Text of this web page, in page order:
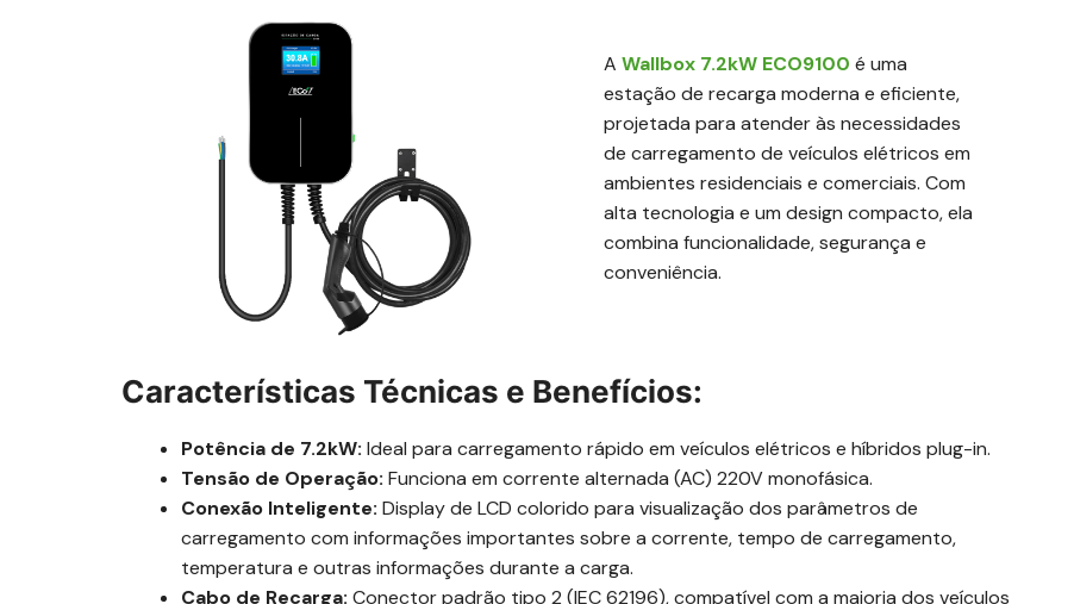
A Wallbox 7.2kW ECO9100 é uma
estação de recarga moderna e eficiente,
projetada para atender às necessidades
de carregamento de veículos elétricos em
ambientes residenciais e comerciais. Com
alta tecnologia e um design compacto, ela
combina funcionalidade, segurança e
conveniência.
Características Técnicas e Benefícios:
Potência de 7.2kW: Ideal para carregamento rápido em veículos elétricos e híbridos plug-in.
Tensão de Operação: Funciona em corrente alternada (AC) 220V monofásica.
Conexão Inteligente: Display de LCD colorido para visualização dos parâmetros de
carregamento com informações importantes sobre a corrente, tempo de carregamento,
temperatura e outras informações durante a carga.
Cabo de Recarga: Conector padrão tipo 2 (IEC 62196), compatível com a maioria dos veículos